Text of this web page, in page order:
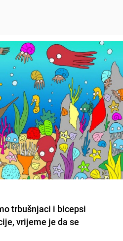
trbušnjaci i bicepsi
vrijeme je da se